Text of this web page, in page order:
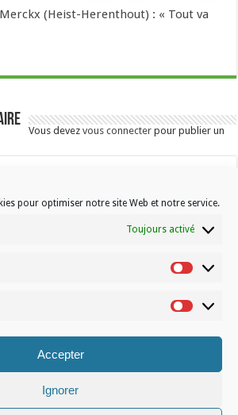
pour optimiser notre site Web et notre service.
Toujours activé
Accepter
Ignorer
(Heist-Herenthout) : « Tout va
Vous devezvous connecter pour publier un
© Volleynews.be2026
Déclaration de confidentialité